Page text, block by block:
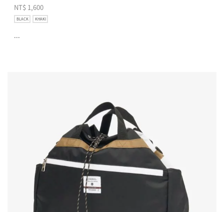
NT$ 1,600
BLACK KHAKI
...